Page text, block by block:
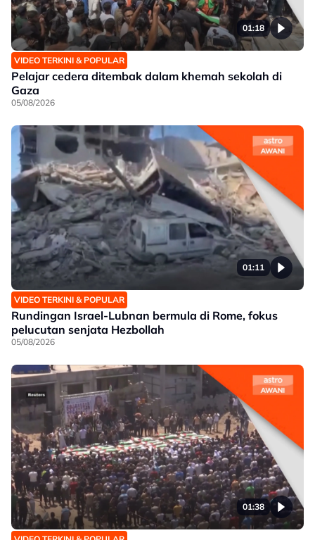
01:18
VIDEO TERKINI & POPULAR
Pelajar cedera ditembak dalam khemah sekolah di
Gaza
05/08/2026
01:11
VIDEO TERKINI & POPULAR
Rundingan Israel-Lubnan bermula di Rome, fokus
pelucutan senjata Hezbollah
05/08/2026
01:38